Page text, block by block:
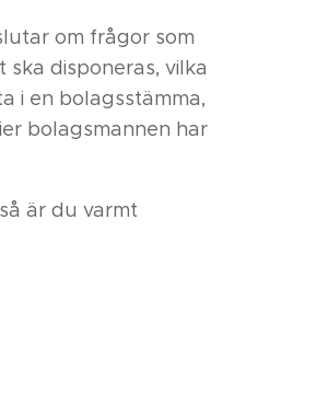
om frågor som
disponeras, vilka
i en bolagsstämma,
bolagsmannen har
är du varmt